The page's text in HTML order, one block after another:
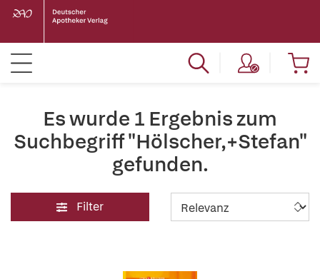
Es wurde 1 Ergebnis zum
Suchbegriff "Hölscher,+Stefan"
gefunden.
Filter